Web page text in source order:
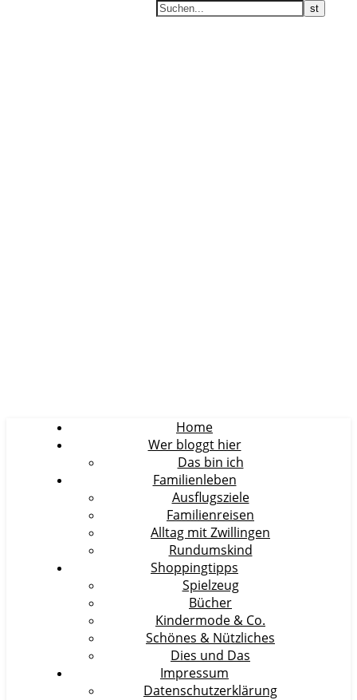
Home
Wer bloggt hier
Das bin ich
Familienleben
Ausflugsziele
Familienreisen
Alltag mit Zwillingen
Rundumskind
Shoppingtipps
Spielzeug
Bücher
Kindermode & Co.
Schönes & Nützliches
Dies und Das
Impressum
Datenschutzerklärung